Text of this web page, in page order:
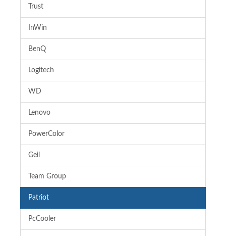
Trust
InWin
BenQ
Logitech
WD
Lenovo
PowerColor
Geil
Team Group
Patriot
PcCooler